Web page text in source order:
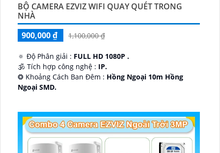
BỘ CAMERA EZVIZ WIFI QUAY QUÉT TRONG
NHÀ
900,000 ₫
1,100,000 ₫
🔅 Độ Phân giải : FULL HD 1080P .
🕉️ Tích hợp công nghệ : IP.
❂ Khoảng Cách Ban Đêm : Hồng Ngoại 10m Hồng
Ngoại SMD.